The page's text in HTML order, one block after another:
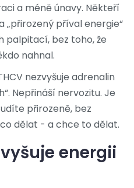
a méně únavy. Někteří
„přirozený příval energie“
palpitací, bez toho, že
nahnal.
nezvyšuje adrenalin
Nepřináší nervozitu. Je
přirozeně, bez
dělat - a chce to dělat.
energii